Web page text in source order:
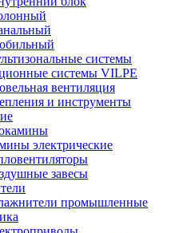
системы
системы VILPE
вентиляция
и инструменты
электрические
завесы
промышленные